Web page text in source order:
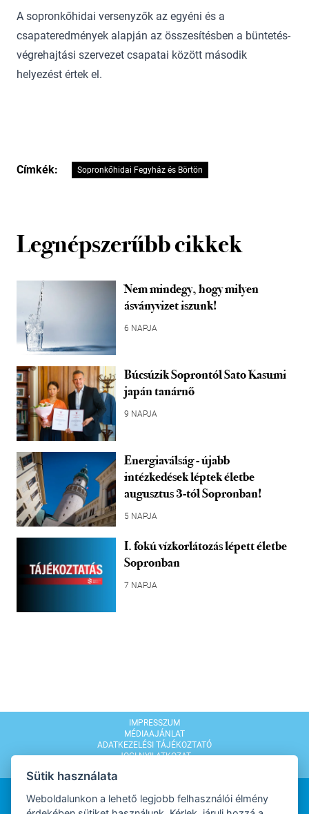
A sopronkőhidai versenyzők az egyéni és a
csapateredmények alapján az összesítésben a büntetés-
végrehajtási szervezet csapatai között második
helyezést értek el.
Címkék: Sopronkőhidai Fegyház és Börtön
Legnépszerűbb cikkek
Nem mindegy, hogy milyen
ásványvizet iszunk!
6 NAPJA
Búcsúzik Soprontól Sato Kasumi
japán tanárnő
9 NAPJA
Energiaválság - újabb
intézkedések léptek életbe
augusztus 3-tól Sopronban!
5 NAPJA
I. fokú vízkorlátozás lépett életbe
Sopronban
7 NAPJA
IMPRESSZUM
MÉDIAAJÁNLAT
ADATKEZELÉSI TÁJÉKOZTATÓ
JOGI NYILATKOZAT
Sütik használata
Weboldalunkon a lehető legjobb felhasználói élmény